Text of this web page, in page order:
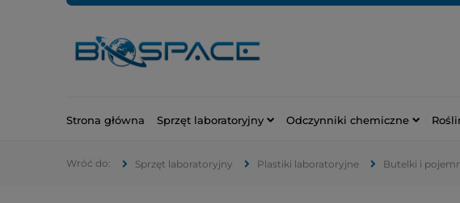
Strona główna Sprzęt laboratoryjny Odczynniki chemiczne
Sprzęt laboratoryjny Plastiki laboratoryjne Butelki i